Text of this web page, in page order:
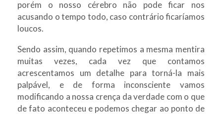
porém o nosso cérebro não pode ficar nos
acusando o tempo todo, caso contrário ficaríamos
loucos.
Sendo assim, quando repetimos a mesma mentira
muitas vezes, cada vez que contamos
acrescentamos um detalhe para torná-la mais
palpável, e de forma inconsciente vamos
modificando a nossa crença da verdade com o que
de fato aconteceu e podemos chegar ao ponto de